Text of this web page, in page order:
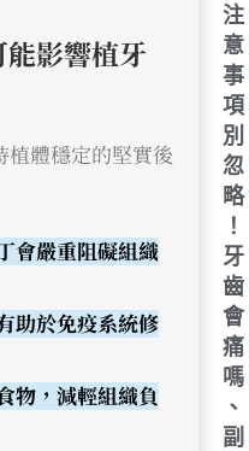
影響植牙
植體穩定的堅實後
會嚴重阻礙組織
助於免疫系統修
物，減輕組織負
注
意
事
項
別
忽
略
！
牙
齒
會
痛
嗎
、
副